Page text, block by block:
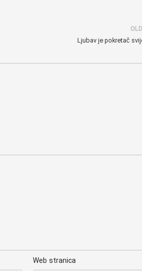
Ljubav je pokretač
Web stranica